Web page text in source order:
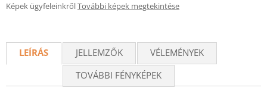
Képek ügyfeleinkrőlTovábbi képek megtekintése
LEÍRÁS JELLEMZŐK
VÉLEMÉNYEK
TOVÁBBI FÉNYKÉPEK